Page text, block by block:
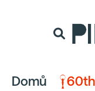
a
Domů 60th